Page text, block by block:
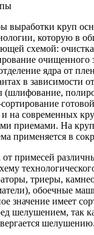
выработки круп
которую в
схемой:
очищенного
ядра от
в зависимости
(шлифование,
на современных
приемами. На
применяется в
от примесей
триеры,
обоечные
значение имеет
шелушением, так
шелушению.